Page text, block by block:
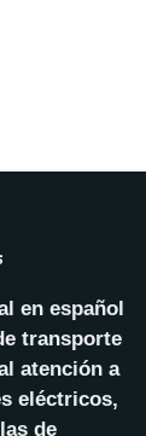
en español
transporte
atención a
eléctricos,
de